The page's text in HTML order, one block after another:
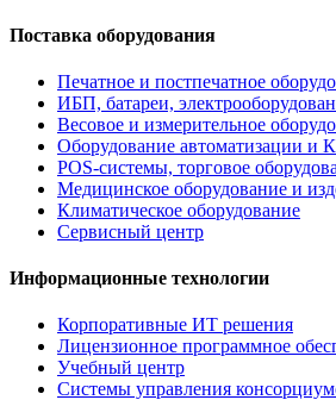
Поставка оборудования
Печатное и постпечатное
ИБП, батареи,
Весовое и измерительное
Оборудование автоматизации и
POS-системы, торговое
Медицинское оборудование и
Климатическое оборудование
Сервисный центр
Информационные технологии
Корпоративные ИТ решения
Лицензионное программное
Учебный центр
Системы управления